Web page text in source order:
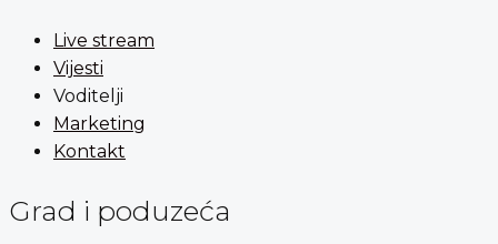
Live stream
Vijesti
Voditelji
Marketing
Kontakt
Grad i poduzeća